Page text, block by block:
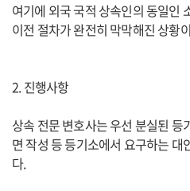
여기에 외국 국적 상속인의 동일인
이전 절차가 완전히 막막해진 상황
2. 진행사항
상속 전문 변호사는 우선 분실된 등
면 작성 등 등기소에서 요구하는 대
다.